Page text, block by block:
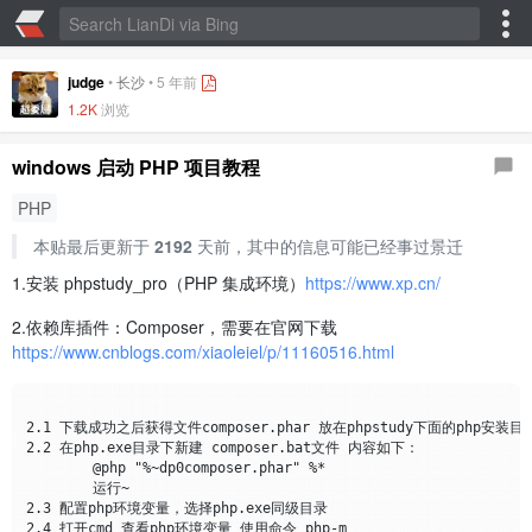
judge•长沙•5 年前
1.2K浏览
windows 启动 PHP 项目教程
PHP
本贴最后更新于 2192天前，其中的信息可能已经事过景迁
1.安装 phpstudy_pro（PHP 集成环境） https://www.xp.cn/
2.依赖库插件：Composer，需要在官网下载
https://www.cnblogs.com/xiaoleiel/p/11160516.html
2.1 下载成功之后获得文件composer.phar 放在phpstudy下面的php安装目
2.2 在php.exe目录下新建 composer.bat文件 内容如下：
2.3 配置php环境变量，选择php.exe同级目录
2.4 打开cmd 查看php环境变量 使用命令 php-m